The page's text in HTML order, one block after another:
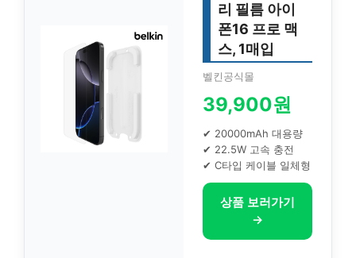
리 필름 아이
폰16 프로 맥
스, 1매입
벨킨공식몰
39,900원
✔ 20000mAh 대용량
✔ 22.5W 고속 충전
✔ C타입 케이블 일체형
상품 보러가기
→